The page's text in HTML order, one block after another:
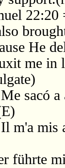
He
me
sacó
m'a mis
führte